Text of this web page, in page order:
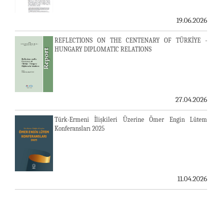
19.06.2026
REFLECTIONS ON THE CENTENARY OF TÜRKİYE -
HUNGARY DIPLOMATIC RELATIONS
27.04.2026
Türk-Ermeni İlişkileri Üzerine Ömer Engin Lütem
Konferansları 2025
11.04.2026